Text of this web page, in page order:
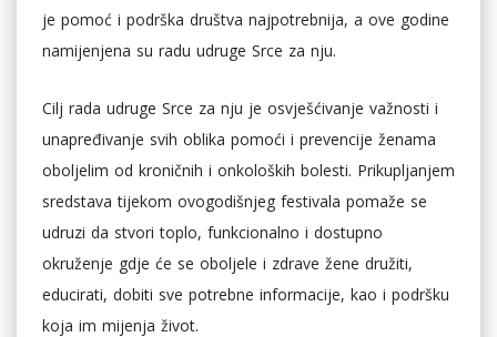
je pomoć i podrška društva najpotrebnija, a ove godine
namijenjena su radu udruge Srce za nju.
Cilj rada udruge Srce za nju je osvješćivanje važnosti i
unapređivanje svih oblika pomoći i prevencije ženama
oboljelim od kroničnih i onkoloških bolesti. Prikupljanjem
sredstava tijekom ovogodišnjeg festivala pomaže se
udruzi da stvori toplo, funkcionalno i dostupno
okruženje gdje će se oboljele i zdrave žene družiti,
educirati, dobiti sve potrebne informacije, kao i podršku
koja im mijenja život.